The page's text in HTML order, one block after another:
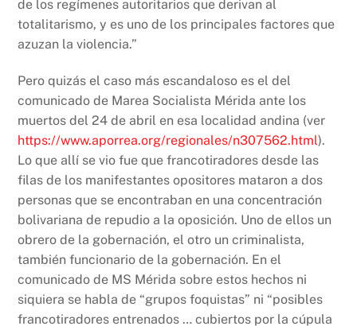
de los regímenes autoritarios que derivan al
totalitarismo, y es uno de los principales factores que
azuzan la violencia.”
Pero quizás el caso más escandaloso es el del
comunicado de Marea Socialista Mérida ante los
muertos del 24 de abril en esa localidad andina (ver
https://www.aporrea.org/regionales/n307562.html).
Lo que allí se vio fue que francotiradores desde las
filas de los manifestantes opositores mataron a dos
personas que se encontraban en una concentración
bolivariana de repudio a la oposición. Uno de ellos un
obrero de la gobernación, el otro un criminalista,
también funcionario de la gobernación. En el
comunicado de MS Mérida sobre estos hechos ni
siquiera se habla de “grupos foquistas” ni “posibles
francotiradores entrenados … cubiertos por la cúpula